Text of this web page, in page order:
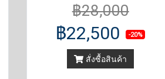
฿28,000
฿22,500 -20%
สั่งซื้อสินค้า